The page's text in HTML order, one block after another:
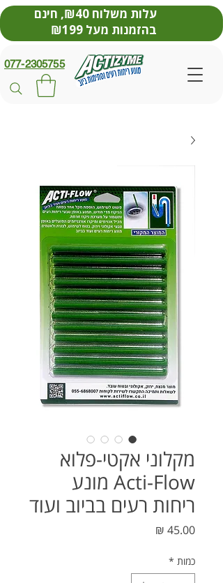
077-2305755
עלות משלוח ₪40, חינם
בהזמנות מעל ₪199
מקלוני אקטי-פלוא
Acti-Flow מונע
ריחות רעים בביוב ועוד
כמות *